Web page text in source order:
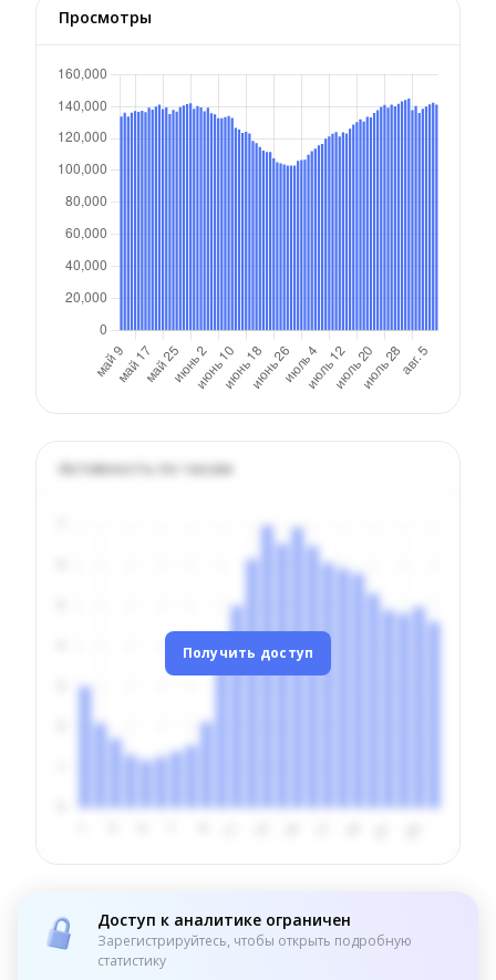
Просмотры
Активность по часам
Получить доступ
Доступ к аналитике ограничен
Зарегистрируйтесь, чтобы открыть подробную
статистику